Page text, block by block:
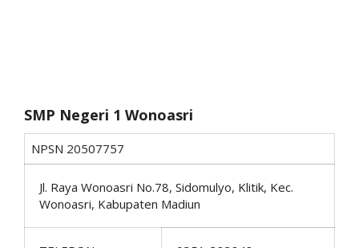
SMP Negeri 1 Wonoasri
NPSN 20507757
Jl. Raya Wonoasri No.78, Sidomulyo, Klitik, Kec.
Wonoasri, Kabupaten Madiun